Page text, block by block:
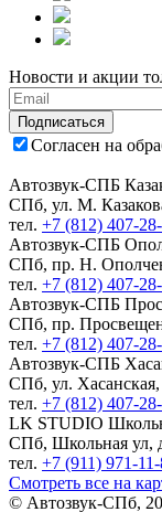
Новости и акции
Подписаться
Согласен на
Автозвук-СПБ
СПб, ул. М.
тел. +7 (812) 407-
Автозвук-СПБ
СПб, пр. Н.
тел. +7 (812) 407-
Автозвук-СПБ
СПб, пр.
тел. +7 (812) 407-
Автозвук-СПБ
СПб, ул. Хасанская,
тел. +7 (812) 407-
LK STUDIO
СПб, Школьная ул,
тел. +7 (911) 971-11-
Смотреть все на
© Автозвук-СПб,